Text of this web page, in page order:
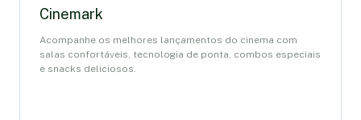
Cinemark
Acompanhe os melhores lançamentos do cinema com
salas confortáveis, tecnologia de ponta, combos especiais
e snacks deliciosos.